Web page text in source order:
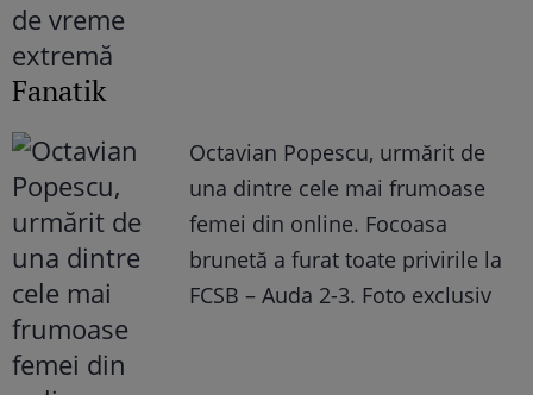
Fanatik
Octavian Popescu, urmărit de
una dintre cele mai frumoase
femei din online. Focoasa
brunetă a furat toate privirile la
FCSB – Auda 2-3. Foto exclusiv